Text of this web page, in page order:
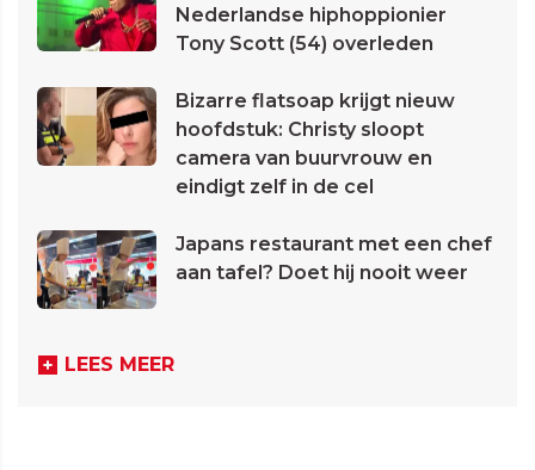
Nederlandse hiphoppionier
Tony Scott (54) overleden
Bizarre flatsoap krijgt nieuw
hoofdstuk: Christy sloopt
camera van buurvrouw en
eindigt zelf in de cel
Japans restaurant met een chef
aan tafel? Doet hij nooit weer
LEES MEER